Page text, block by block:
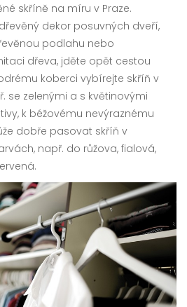
skříně na míru v Praze.
dekor posuvných dveří,
podlahu nebo
dřeva, jděte opět cestou
koberci vybírejte skříň v
se zelenými a s květinovými
k béžovému nevýraznému
dobře pasovat skříň v
např. do růžova, fialová,